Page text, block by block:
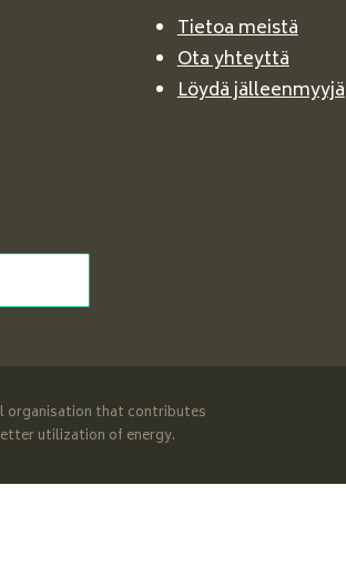
Tietoa meistä
Ota yhteyttä
Löydä jälleenmyyjä
organisation that contributes
utilization of energy.